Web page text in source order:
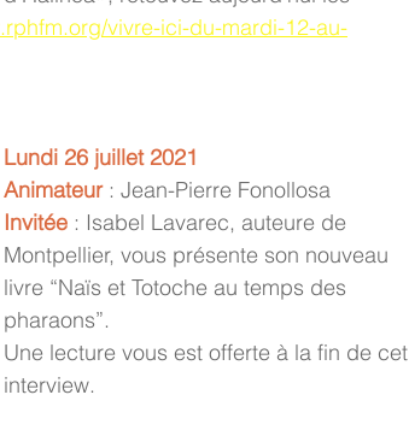
vivre-ici-du-mardi-12-au-
Lundi 26 juillet 2021
Animateur : Jean-Pierre Fonollosa
Invitée : Isabel Lavarec, auteure de
Montpellier, vous présente son nouveau
livre “Naïs et Totoche au temps des
pharaons”.
Une lecture vous est offerte à la fin de cet
interview.